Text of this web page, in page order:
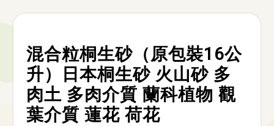
混合粒桐生砂（原包裝16公
升）日本桐生砂 火山砂 多
肉土 多肉介質 蘭科植物 觀
葉介質 蓮花 荷花